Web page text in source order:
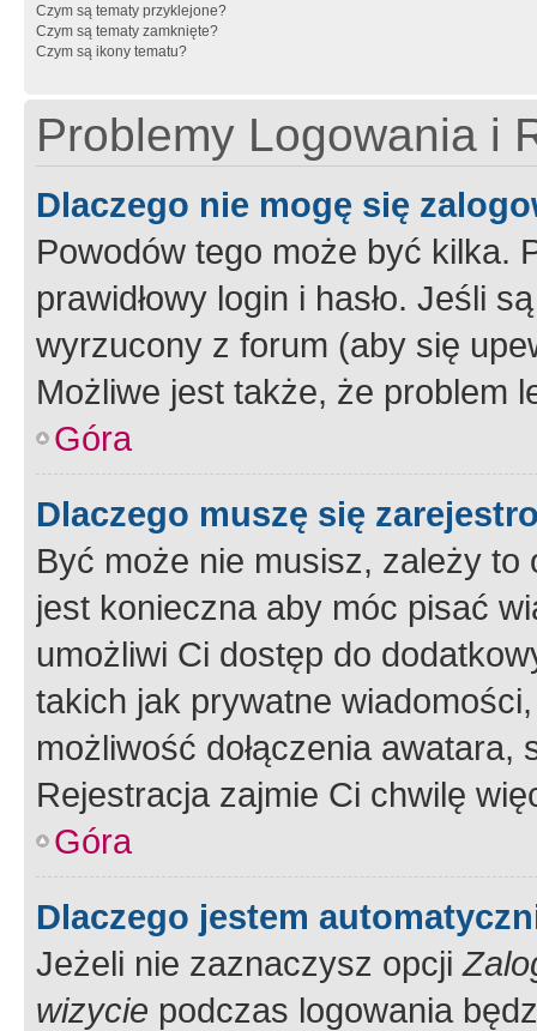
Czym są tematy przyklejone?
Czym są tematy zamknięte?
Czym są ikony tematu?
Problemy Logowania i
Dlaczego nie mogę się
Powodów tego może być kilka.
prawidłowy login i hasło. Jeśli
wyrzucony z forum (aby się
Możliwe jest także, że problem
Góra
Dlaczego muszę się
Być może nie musisz, zależy
jest konieczna aby móc pisać
umożliwi Ci dostęp do
takich jak prywatne
możliwość dołączenia
Rejestracja zajmie Ci chwilę
Góra
Dlaczego jestem
Jeżeli nie zaznaczysz opcji
wizycie podczas logowania